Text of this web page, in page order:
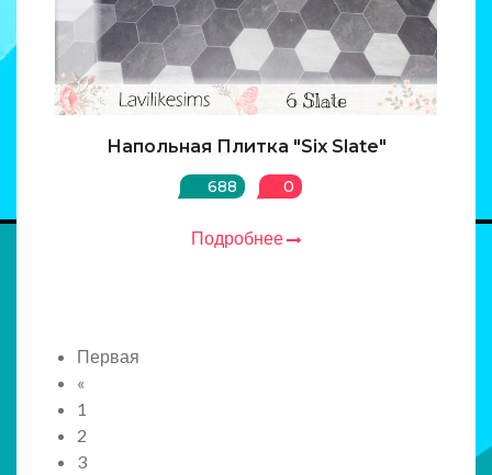
Напольная Плитка "Six Slate"
688 0
Подробнее
Первая
«
1
2
3